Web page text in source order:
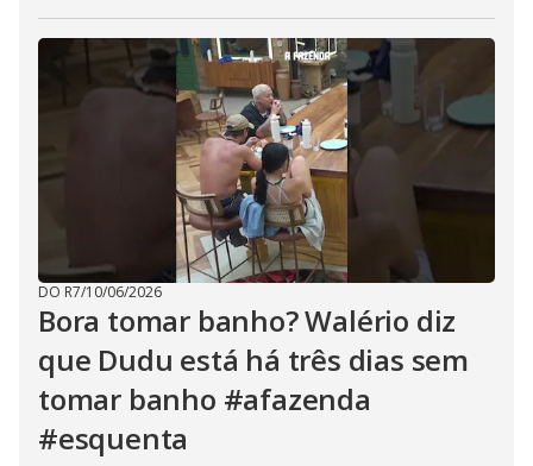
DO R7/10/06/2026
Bora tomar banho? Walério diz
que Dudu está há três dias sem
tomar banho #afazenda
#esquenta